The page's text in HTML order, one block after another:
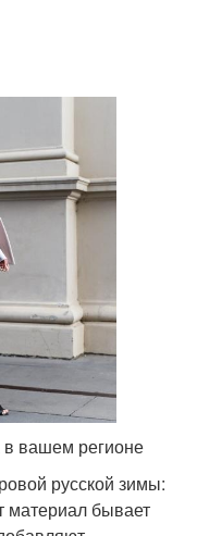
Юбка с кофтой
Юбки на зиму
Бежевая юбка
в вашем регионе
русской зимы:
материал бывает